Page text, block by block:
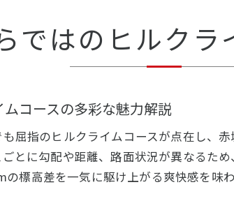
赤城
赤城
榛名山ヒ
榛名
ではのヒルクラ
コースの多彩な魅力解説
屈指のヒルクライムコースが点在し、
とに勾配や距離、路面状況が異なるた
の標高差を一気に駆け上がる爽快感を味